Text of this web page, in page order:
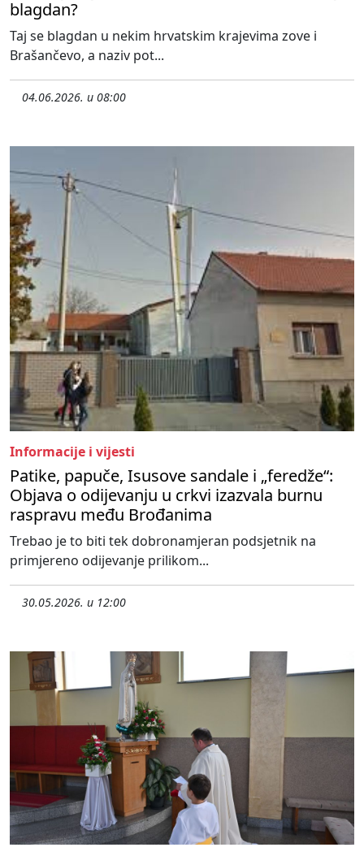
blagdan?
Taj se blagdan u nekim hrvatskim krajevima zove i
Brašančevo, a naziv pot...
04.06.2026. u 08:00
Informacije i vijesti
Patike, papuče, Isusove sandale i „feredže“:
Objava o odijevanju u crkvi izazvala burnu
raspravu među Brođanima
Trebao je to biti tek dobronamjeran podsjetnik na
primjereno odijevanje prilikom...
30.05.2026. u 12:00